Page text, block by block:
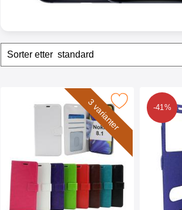
p
Filter/sorter
standard
produktliste
3 varianter
Merk crazy Horse Wallet Nokia 8.1
-41%